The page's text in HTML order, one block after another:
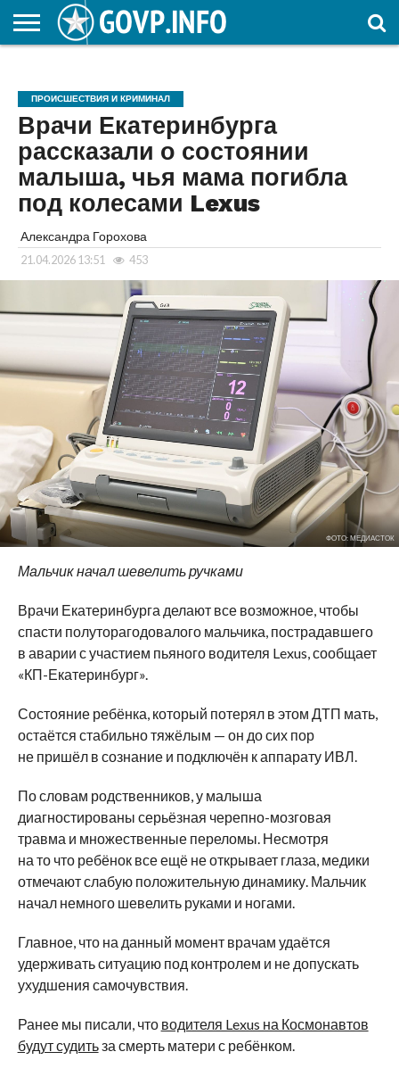
ОБРАЗОВАНИЕ
ПРОИСШЕСТВИЯ И КРИМИНАЛ
Врачи Екатеринбурга
рассказали о состоянии
малыша, чья мама погибла
под колесами Lexus
Александра Горохова
21.04.2026 13:51 453
ФОТО: МЕДИАСТОК
Мальчик начал шевелить ручками
Врачи Екатеринбурга делают все возможное, чтобы
спасти полуторагодовалого мальчика, пострадавшего
в аварии с участием пьяного водителя Lexus, сообщает
«КП-Екатеринбург».
Состояние ребёнка, который потерял в этом ДТП мать,
остаётся стабильно тяжёлым — он до сих пор
не пришёл в сознание и подключён к аппарату ИВЛ.
По словам родственников, у малыша
диагностированы серьёзная черепно-мозговая
травма и множественные переломы. Несмотря
на то что ребёнок все ещё не открывает глаза, медики
отмечают слабую положительную динамику. Мальчик
начал немного шевелить руками и ногами.
Главное, что на данный момент врачам удаётся
удерживать ситуацию под контролем и не допускать
ухудшения самочувствия.
Ранее мы писали, что водителя Lexus на Космонавтов
будут судитьза смерть матери с ребёнком.